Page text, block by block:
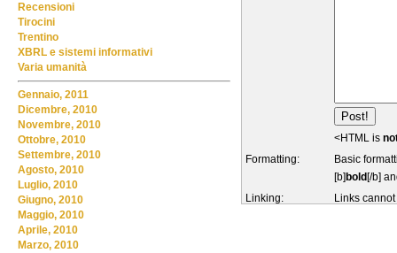
<HTML is
Formatting:
Basic
[b] bold [/b]
Linking:
Links
Recensioni
Tirocini
Trentino
XBRL e sistemi informativi
Varia umanità
Gennaio, 2011
Dicembre, 2010
Novembre, 2010
Ottobre, 2010
Settembre, 2010
Agosto, 2010
Luglio, 2010
Giugno, 2010
Maggio, 2010
Aprile, 2010
Marzo, 2010